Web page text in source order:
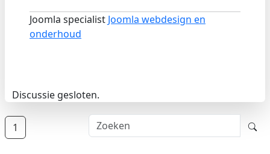
Joomla specialist Joomla webdesign en
onderhoud
Discussie gesloten.
1